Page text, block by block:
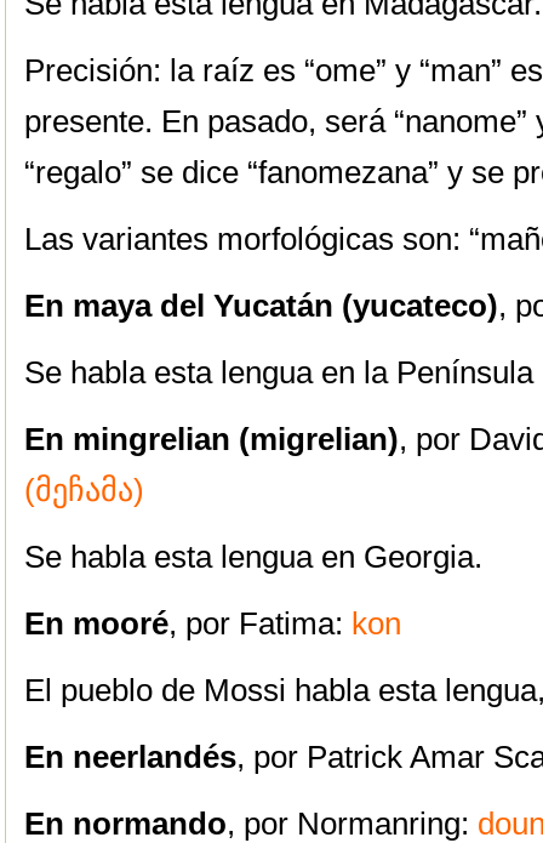
Precisión: la raíz es “ome” y “man”
presente. En pasado, será “nanome”
“regalo” se dice “fanomezana” y se
Las variantes morfológicas son:
En maya del Yucatán (yucateco),
Se habla esta lengua en la
En mingrelian (migrelian), por
(მეჩამა)
Se habla esta lengua en Georgia.
En mooré, por Fatima: kon
El pueblo de Mossi habla esta
En neerlandés, por Patrick Amar
En normando, por Normanring: